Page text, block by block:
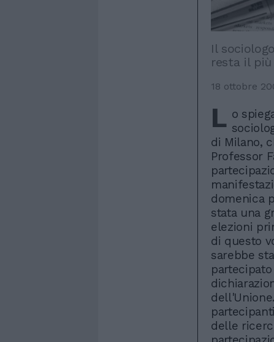
Il
resta il
18 ottobre
L o
di Milano,
Professor
domenica
stata una
elezioni
di questo
sarebbe
delle